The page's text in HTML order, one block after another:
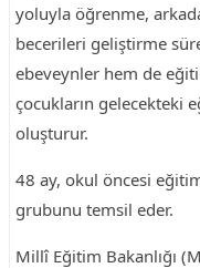
yoluyla öğrenme,
becerileri geliştirme
ebeveynler hem de
çocukların gelecekteki
oluşturur.
48 ay, okul öncesi
grubunu temsil eder.
Millî Eğitim Bakanlığı